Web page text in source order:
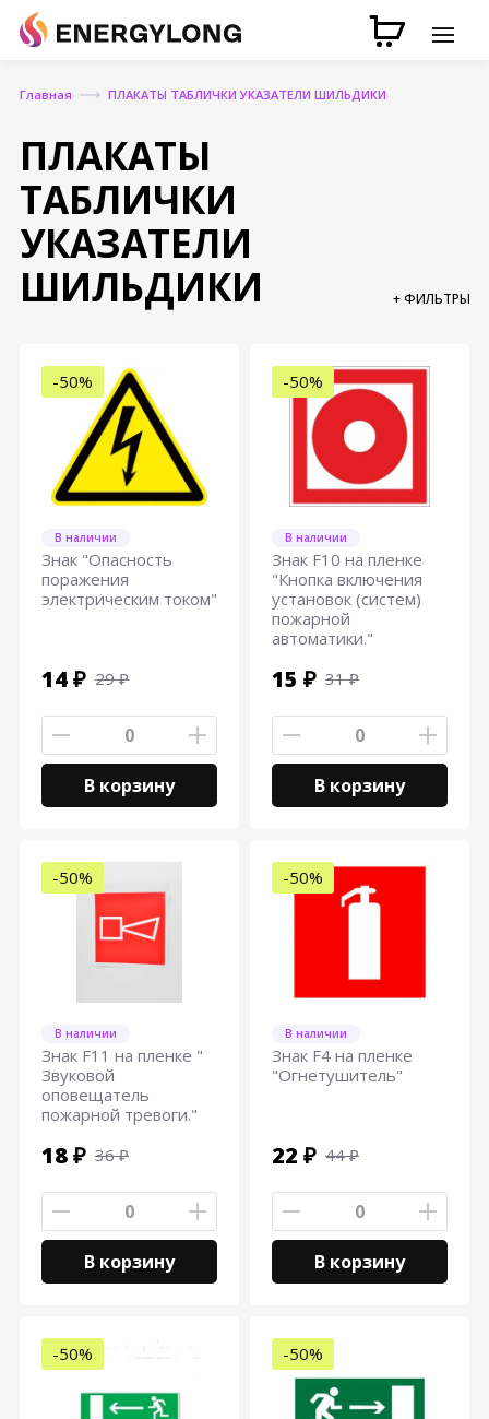
Главная ПЛАКАТЫ ТАБЛИЧКИ УКАЗАТЕЛИ ШИЛЬДИКИ
ПЛАКАТЫ
ТАБЛИЧКИ
УКАЗАТЕЛИ
ШИЛЬДИКИ
+ ФИЛЬТРЫ
-50%
В наличии
Знак "Опасность
поражения
электрическим током"
14 ₽ 29 ₽
В корзину
-50%
В наличии
Знак F10 на пленке
"Кнопка включения
установок (систем)
пожарной
автоматики."
15 ₽ 31 ₽
В корзину
-50%
В наличии
Знак F11 на пленке "
Звуковой
оповещатель
пожарной тревоги."
18 ₽ 36 ₽
В корзину
-50%
В наличии
Знак F4 на пленке
"Огнетушитель"
22 ₽ 44 ₽
В корзину
-50% -50%